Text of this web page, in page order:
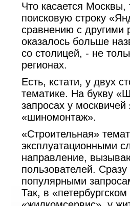
Что касается
поисковую строку
сравнению с другими
оказалось больше
со столицей, - не
регионах.
Есть, кстати, у двух
тематике. На букву
запросах у
«шиномонтаж».
«Строительная»
эксплуатационными
направление,
пользователей.
популярными
Так, в